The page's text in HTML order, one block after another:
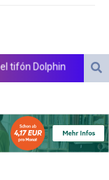
Dolphin Al menos